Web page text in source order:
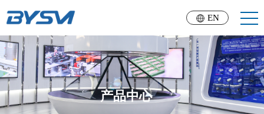
EN
产品中心